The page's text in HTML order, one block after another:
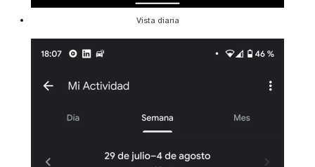
Vista diaria